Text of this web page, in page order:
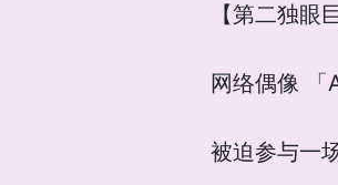
【第二独
网络偶像 「
被迫参与一